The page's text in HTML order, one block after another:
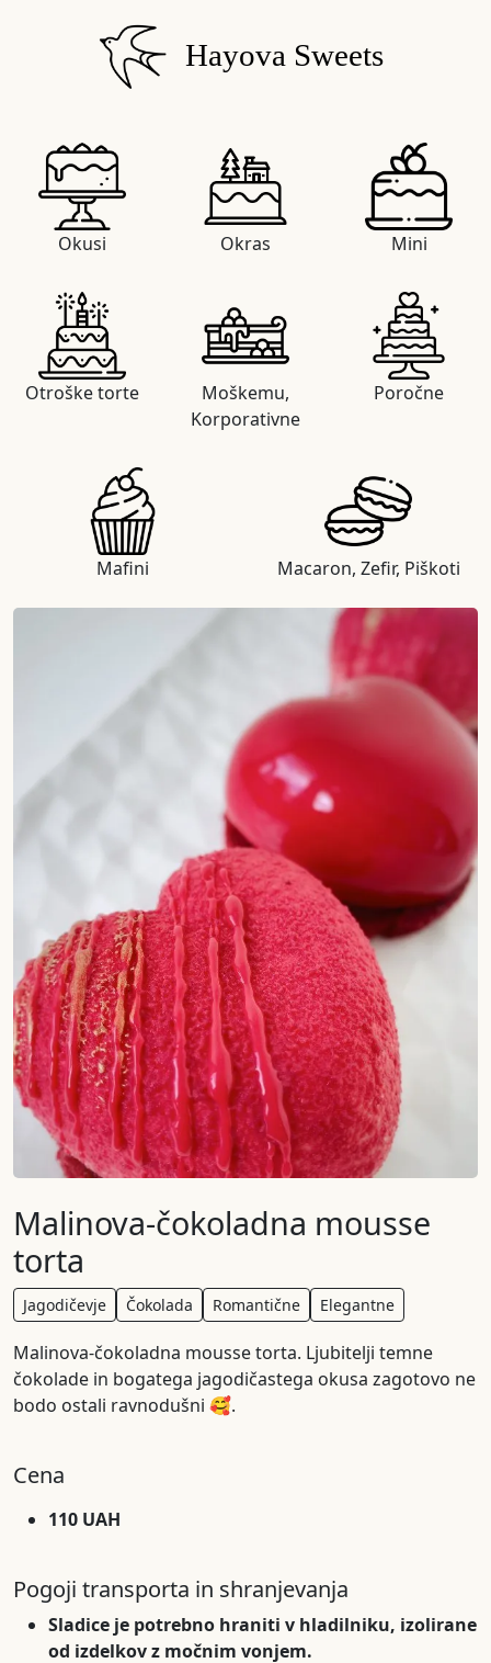
Hayova Sweets
Okusi Okras Mini
Otroške torte
Moškemu,
Korporativne
Poročne
Mafini Macaron, Zefir, Piškoti
Malinova-čokoladna mousse
torta
Jagodičevje Čokolada Romantične Elegantne
Malinova-čokoladna mousse torta. Ljubitelji temne
čokolade in bogatega jagodičastega okusa zagotovo ne
bodo ostali ravnodušni 🥰.
Cena
110 UAH
Pogoji transporta in shranjevanja
Sladice je potrebno hraniti v hladilniku, izolirane
od izdelkov z močnim vonjem.